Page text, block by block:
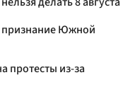
признание Южной
из-за